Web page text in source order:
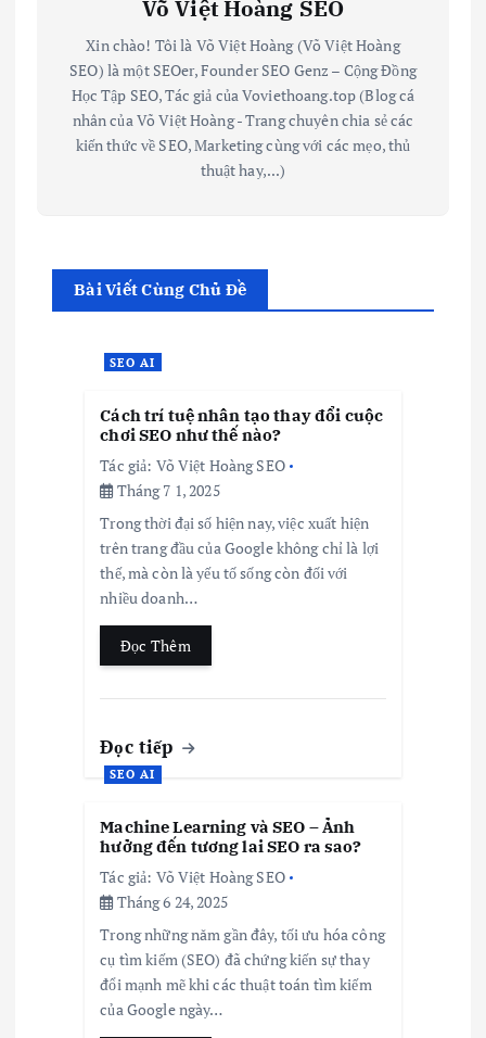
Võ Việt Hoàng SEO
Xin chào! Tôi là Võ Việt Hoàng (Võ Việt Hoàng
SEO) là một SEOer, Founder SEO Genz – Cộng Đồng
Học Tập SEO, Tác giả của Voviethoang.top (Blog cá
nhân của Võ Việt Hoàng - Trang chuyên chia sẻ các
kiến thức về SEO, Marketing cùng với các mẹo, thủ
thuật hay,...)
Bài Viết Cùng Chủ Đề
SEO AI
Cách trí tuệ nhân tạo thay đổi cuộc
chơi SEO như thế nào?
Tác giả: Võ Việt Hoàng SEO
Tháng 7 1, 2025
Trong thời đại số hiện nay, việc xuất hiện
trên trang đầu của Google không chỉ là lợi
thế, mà còn là yếu tố sống còn đối với
nhiều doanh…
Đọc Thêm
Đọc tiếp
SEO AI
Machine Learning và SEO – Ảnh
hưởng đến tương lai SEO ra sao?
Tác giả: Võ Việt Hoàng SEO
Tháng 6 24, 2025
Trong những năm gần đây, tối ưu hóa công
cụ tìm kiếm (SEO) đã chứng kiến sự thay
đổi mạnh mẽ khi các thuật toán tìm kiếm
của Google ngày…